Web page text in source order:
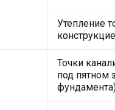
Утепление
Точки
под пятном